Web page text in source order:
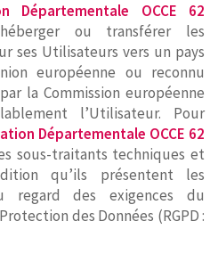
Départementale OCCE 62
ou transférer les
ses Utilisateurs vers un pays
européenne ou reconnu
la Commission européenne
l’Utilisateur. Pour
Départementale OCCE 62
sous-traitants techniques et
qu’ils présentent les
regard des exigences du
des Données (RGPD :